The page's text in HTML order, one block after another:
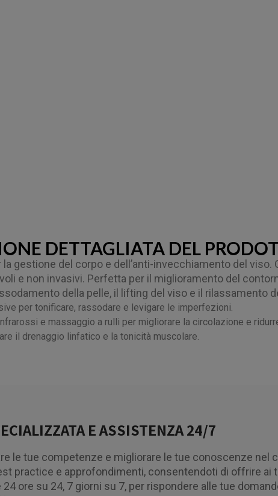
DETTAGLIATA DEL
gestione del corpo e dell’anti-invecchiamento del
e non invasivi. Perfetta per il miglioramento del
della pelle, il lifting del viso e il rilassamento
per tonificare, rassodare e levigare le imperfezioni.
e massaggio a rulli per migliorare la circolazione e
il drenaggio linfatico e la tonicità muscolare.
E ASSISTENZA 24/7
le tue competenze e migliorare le tue conoscenze nel
practice e approfondimenti, consentendoti di offrire ai
ore su 24, 7 giorni su 7, per rispondere alle tue